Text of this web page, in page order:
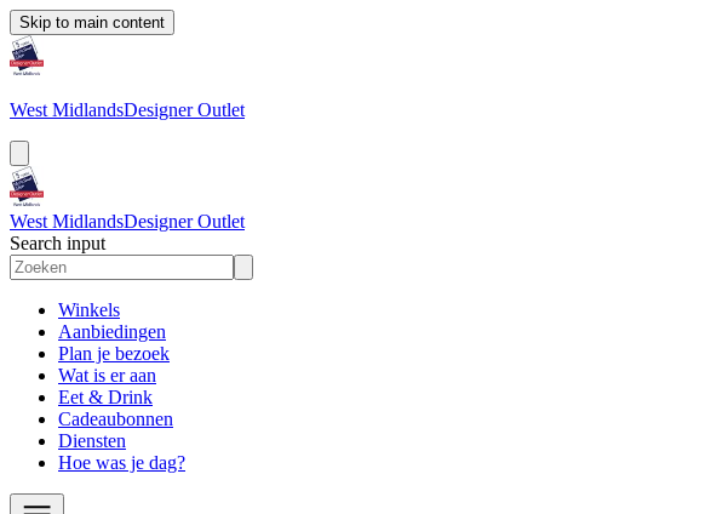
Skip to main content
West MidlandsDesigner Outlet
West MidlandsDesigner Outlet
Search input
Winkels
Aanbiedingen
Plan je bezoek
Wat is er aan
Eet & Drink
Cadeaubonnen
Diensten
Hoe was je dag?